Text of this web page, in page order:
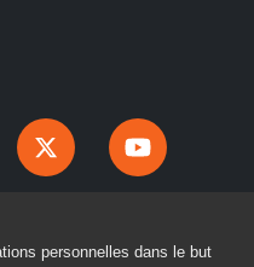
personnelles dans le but